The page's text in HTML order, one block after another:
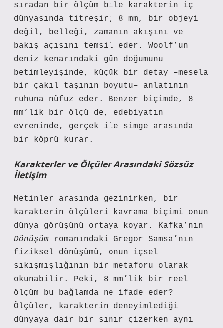
sıradan bir ölçüm bile karakterin iç
dünyasında titreşir; 8 mm, bir objeyi
değil, belleği, zamanın akışını ve
bakış açısını temsil eder. Woolf’un
deniz kenarındaki gün doğumunu
betimleyişinde, küçük bir detay –mesela
bir çakıl taşının boyutu– anlatının
ruhuna nüfuz eder. Benzer biçimde, 8
mm’lik bir ölçü de, edebiyatın
evreninde, gerçek ile simge arasında
bir köprü kurar.
Karakterler ve Ölçüler Arasındaki Sözsüz
İletişim
Metinler arasında gezinirken, bir
karakterin ölçüleri kavrama biçimi onun
dünya görüşünü ortaya koyar. Kafka’nın
Dönüşüm romanındaki Gregor Samsa’nın
fiziksel dönüşümü, onun içsel
sıkışmışlığının bir metaforu olarak
okunabilir. Peki, 8 mm’lik bir reel
ölçüm bu bağlamda ne ifade eder?
Ölçüler, karakterin deneyimlediği
dünyaya dair bir sınır çizerken aynı